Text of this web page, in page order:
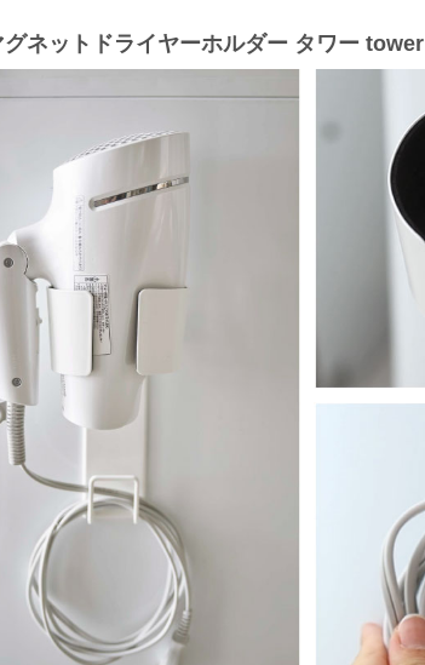
ネットドライヤーホルダー タワー tower